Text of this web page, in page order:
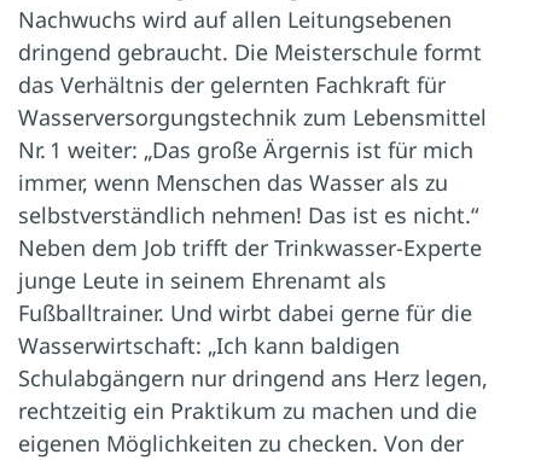
Nachwuchs wird auf allen Leitungsebenen
dringend gebraucht. Die Meisterschule formt
das Verhältnis der gelernten Fachkraft für
Wasserversorgungstechnik zum Lebensmittel
Nr. 1 weiter: „Das große Ärgernis ist für mich
immer, wenn Menschen das Wasser als zu
selbstverständlich nehmen! Das ist es nicht.“
Neben dem Job trifft der Trinkwasser-Experte
junge Leute in seinem Ehrenamt als
Fußballtrainer. Und wirbt dabei gerne für die
Wasserwirtschaft: „Ich kann baldigen
Schulabgängern nur dringend ans Herz legen,
rechtzeitig ein Praktikum zu machen und die
eigenen Möglichkeiten zu checken. Von der